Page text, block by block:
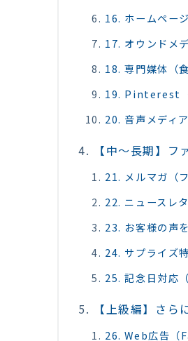
16. ホームペー
17. オウンドメ
18. 専門媒体（
19. Pinterest（
20. 音声メディ
【中〜長期】
21. メルマガ（
22. ニュースレ
23. お客様の声
24. サプライズ
25. 記念日対応
【上級編】さ
26. Web広告